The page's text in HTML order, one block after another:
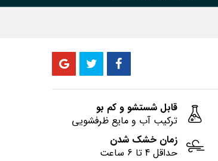
قابل شستشو و کم بو
ترکیب آب و مایع ظرفشویی
زمان خشک شدن
حداقل 4 تا 6 ساعت